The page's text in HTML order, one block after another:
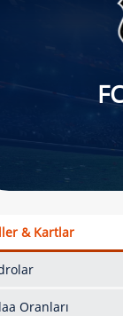
& Kartlar
Oranları